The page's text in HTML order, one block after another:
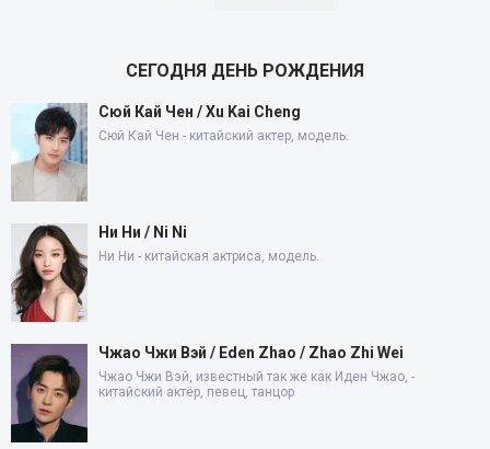
СЕГОДНЯ ДЕНЬ РОЖДЕНИЯ
Сюй Кай Чен / Xu Kai Cheng
Сюй Кай Чен - китайский актер, модель.
Ни Ни / Ni Ni
Ни Ни - китайская актриса, модель.
Чжао Чжи Вэй / Eden Zhao / Zhao Zhi Wei
Чжао Чжи Вэй, известный так же как Иден Чжао, -
китайский актёр, певец, танцор